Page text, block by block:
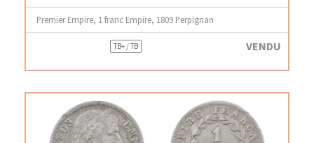
Premier Empire, 1 franc Empire, 1809 Perpignan
TB+ / TB VENDU